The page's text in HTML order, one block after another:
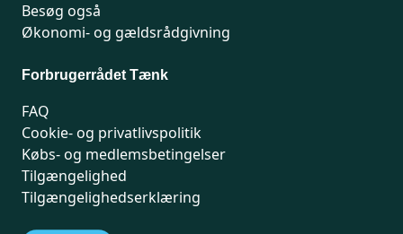
Besøg også
Økonomi- og gældsrådgivning
Forbrugerrådet Tænk
FAQ
Cookie- og privatlivspolitik
Købs- og medlemsbetingelser
Tilgængelighed
Tilgængelighedserklæring